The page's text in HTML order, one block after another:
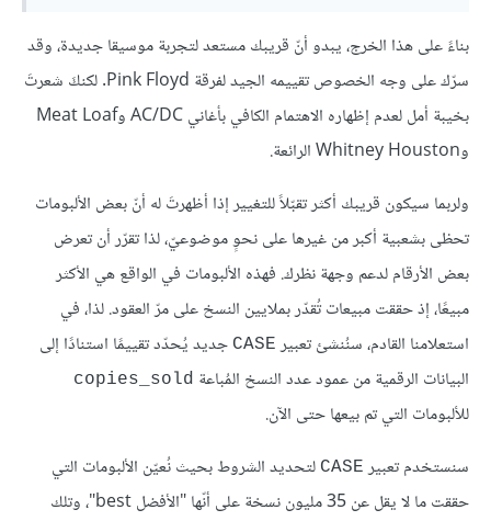
بناءً على هذا الخرج، يبدو أنّ قريبك مستعد لتجربة موسيقا جديدة، وقد
سرّك على وجه الخصوص تقييمه الجيد لفرقة Pink Floyd. لكنكَ شعرتَ
بخيبة أمل لعدم إظهاره الاهتمام الكافي بأغاني AC/DC وMeat Loaf
وWhitney Houston الرائعة.
ولربما سيكون قريبك أكثر تقبّلاً للتغيير إذا أظهرتَ له أنّ بعض الألبومات
تحظى بشعبية أكبر من غيرها على نحوٍ موضوعيّ، لذا تقرّر أن تعرض
بعض الأرقام لدعم وجهة نظرك. فهذه الألبومات في الواقع هي الأكثر
مبيعًا، إذ حققت مبيعات تُقدّر بملايين النسخ على مرّ العقود. لذا، في
استعلامنا القادم، سنُنشئ تعبير CASE جديد يُحدّد تقييمًا استنادًا إلى
البيانات الرقمية من عمود عدد النسخ المُباعة copies_sold
للألبومات التي تم بيعها حتى الآن.
سنستخدم تعبير CASE لتحديد الشروط بحيث نُعيّن الألبومات التي
حققت ما لا يقل عن 35 مليون نسخة على أنّها "الأفضل best"، وتلك